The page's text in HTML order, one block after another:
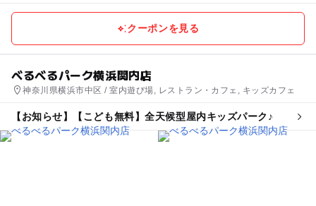
クーポンを見る
べるべるパーク横浜関内店
神奈川県横浜市中区 / 室内遊び場, レストラン・カフェ, キッズカフェ
【お知らせ】【こども無料】全天候型屋内キッズパーク♪